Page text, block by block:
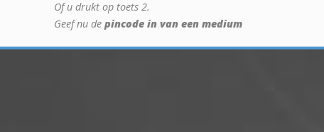
Of u drukt op toets 2.
Geef nu de pincode in van een medium